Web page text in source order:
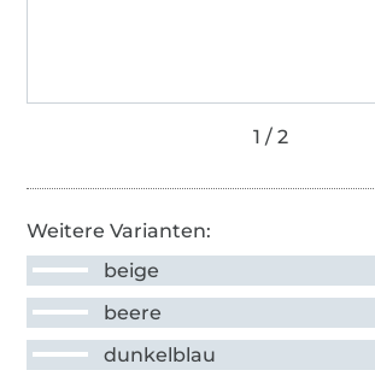
Weitere Varianten:
beige
beere
dunkelblau